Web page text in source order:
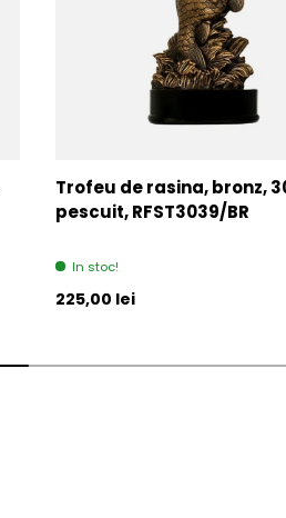
Trofeu de rasina, bronz,
pescuit, RFST3039/BR
In stoc!
Pret initial
225,00 lei